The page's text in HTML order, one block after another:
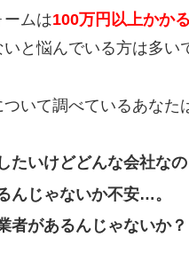
ムは100万円以上かか
と悩んでいる方は多い
いて調べているあなた
たいけどどんな会社なの
んじゃないか不安…。
者があるんじゃないか？